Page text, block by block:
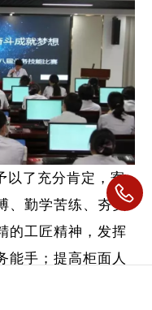
以了充分肯定，寄
、勤学苦练、夯实
的工匠精神，发挥
能手；提高柜面人
务品质的提升，推